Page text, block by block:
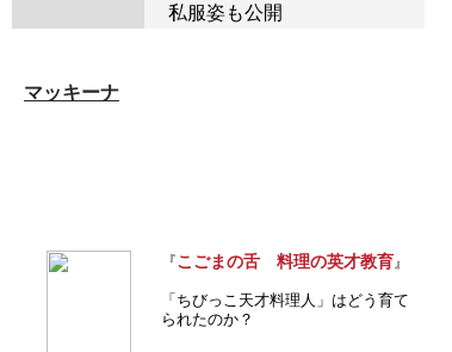
私服姿も公開
マッキーナ
『こごまの舌 料理の英才教育』
「ちびっこ天才料理人」はどう育て
られたのか？